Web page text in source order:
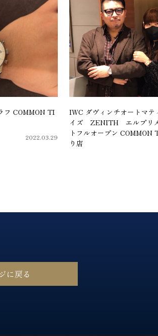
フ COMMON TI
2022.03.29
IWC ダヴィンチオートマテ
イズ ZENITH エルプリメ
トフルオープン COMMON
り店
に戻る